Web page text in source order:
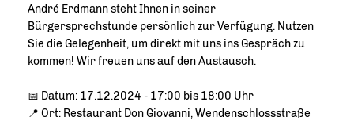
André Erdmann steht Ihnen in seiner
Bürgersprechstunde persönlich zur Verfügung. Nutzen
Sie die Gelegenheit, um direkt mit uns ins Gespräch zu
kommen! Wir freuen uns auf den Austausch.
📅 Datum: 17.12.2024 - 17:00 bis 18:00 Uhr
📍 Ort: Restaurant Don Giovanni, Wendenschlossstraße